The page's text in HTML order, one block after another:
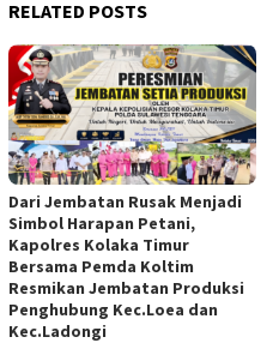
RELATED POSTS
Dari Jembatan Rusak Menjadi
Simbol Harapan Petani,
Kapolres Kolaka Timur
Bersama Pemda Koltim
Resmikan Jembatan Produksi
Penghubung Kec.Loea dan
Kec.Ladongi